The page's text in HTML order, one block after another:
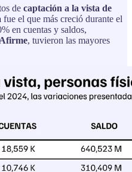
de captación a la vista de
fue el que más creció durante el
en cuentas y saldos,
Afirme, tuvieron las mayores